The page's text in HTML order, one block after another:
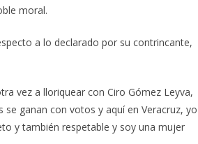
moral.
a lo declarado por su contrincante,
vez a lloriquear con Ciro Gómez Leyva,
ganan con votos y aquí en Veracruz, yo
y también respetable y soy una mujer